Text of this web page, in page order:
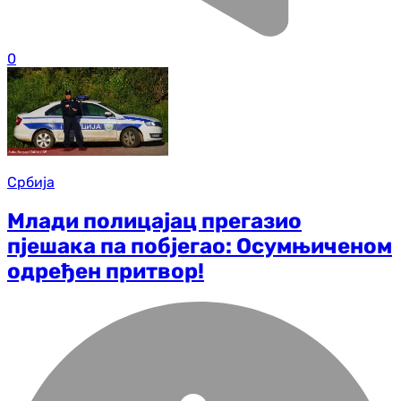
0
Србија
Млади полицајац прегазио
пјешака па побјегао: Осумњиченом
одређен притвор!